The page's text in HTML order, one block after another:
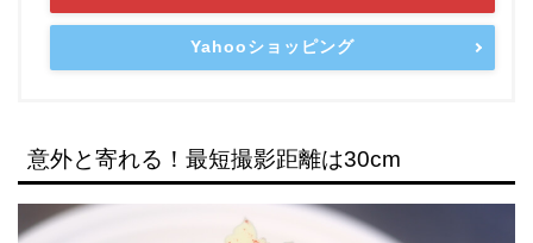
Yahooショッピング
意外と寄れる！最短撮影距離は30cm